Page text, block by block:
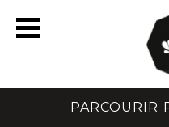
PARCOURIR